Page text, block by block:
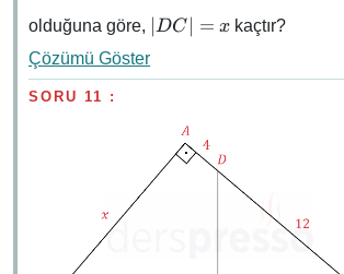
olduğuna göre, \abs{DC}
DC = x kaçtır?
Çözümü Göster
SORU 11 :